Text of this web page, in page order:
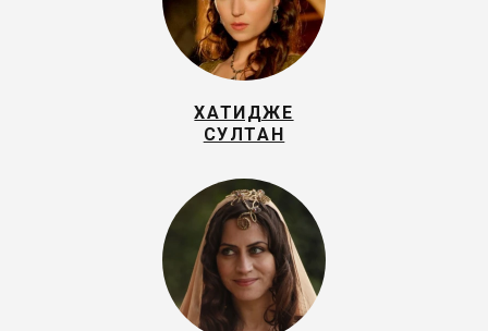
ХАТИДЖЕ
СУЛТАН